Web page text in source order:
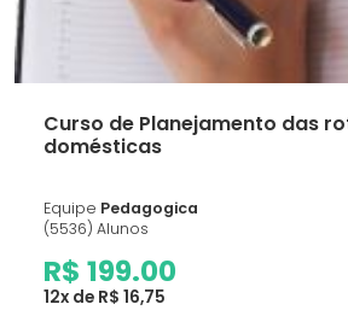
Curso de Planejamento das
domésticas
Equipe Pedagogica
(5536) Alunos
R$ 199.00
12x de R$ 16,75